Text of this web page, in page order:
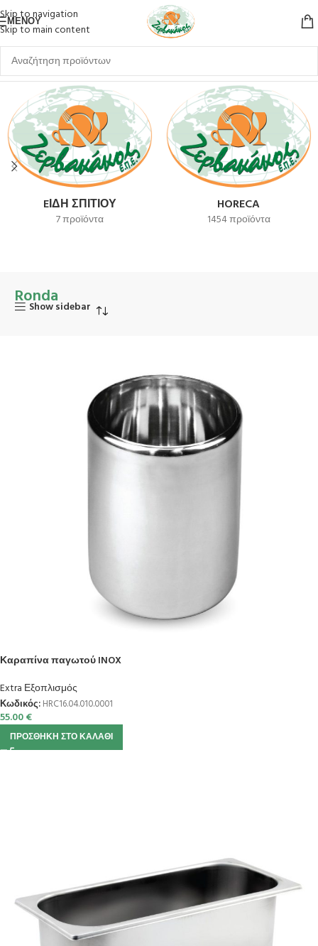
Skip to navigation
Skip to main content
ΜΕΝΟΎ
Αρχική σελίδα Ronda
EΊΔΗ ΣΠΙΤΙΟΎ
7 προϊόντα
HORECA
1454 προϊόντα
Ronda
Show sidebar
Καραπίνα παγωτού INOX
Extra Εξοπλισμός
Κωδικός: HRC16.04.010.0001
55.00€
ΠΡΟΣΘΉΚΗ ΣΤΟ ΚΑΛΆΘΙ